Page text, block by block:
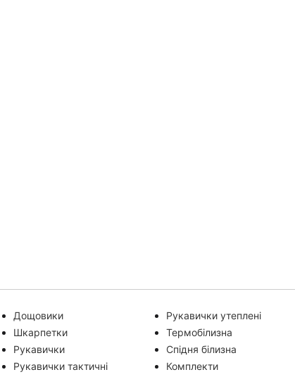
Дощовики
Шкарпетки
Рукавички
Рукавички тактичні
Рукавички утеплені
Термобілизна
Спідня білизна
Комплекти